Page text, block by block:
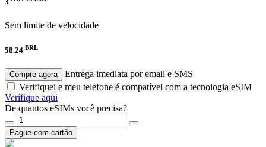
Sem limite de velocidade
58.24 BRL
Compre agora
Entrega imediata por email e SMS
Verifiquei e meu telefone é compatível com a tecnologia eSIM
Verifique aqui
De quantos eSIMs você precisa?
Pague com cartão